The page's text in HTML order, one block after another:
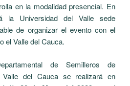
en la modalidad presencial. En
la Universidad del Valle sede
de organizar el evento con el
el Valle del Cauca.
de Semilleros de
Valle del Cauca se realizará en